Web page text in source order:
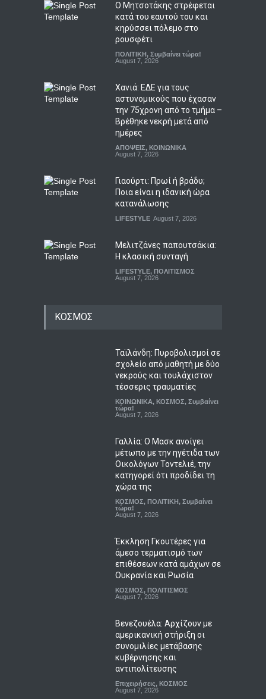
Ο Μητσοτάκης στρέφεται
κατά του εαυτού του και
κηρύσσει πόλεμο στο
ρουσφέτι
ΠΟΛΙΤΙΚΗ, Συμβαίνει τώρα!
August 7, 2026
Χανιά: ΕΔΕ για τους
αστυνομικούς που έχασαν
την 75χρονη από το τμήμα –
Βρέθηκε νεκρή μετά από
ημέρες
ΑΠΟΨΕΙΣ, ΚΟΙΝΩΝΙΚΑ
August 7, 2026
Γιαούρτι: Πρωί ή βράδυ;
Ποια είναι η ιδανική ώρα
κατανάλωσης
LIFESTYLE August 7, 2026
Μελιτζάνες παπουτσάκια:
Η κλασική συνταγή
LIFESTYLE, ΠΟΛΙΤΙΣΜΟΣ
August 7, 2026
ΚΟΣΜΟΣ
Ταϊλάνδη: Πυροβολισμοί σε
σχολείο από μαθητή με δύο
νεκρούς και τουλάχιστον
τέσσερις τραυματίες
ΚΟΙΝΩΝΙΚΑ, ΚΟΣΜΟΣ, Συμβαίνει
τώρα!
August 7, 2026
Γαλλία: Ο Μασκ ανοίγει
μέτωπο με την ηγέτιδα των
Οικολόγων Τοντελιέ, την
κατηγορεί ότι προδίδει τη
χώρα της
ΚΟΣΜΟΣ, ΠΟΛΙΤΙΚΗ, Συμβαίνει
τώρα!
August 7, 2026
Έκκληση Γκουτέρες για
άμεσο τερματισμό των
επιθέσεων κατά αμάχων σε
Ουκρανία και Ρωσία
ΚΟΣΜΟΣ, ΠΟΛΙΤΙΣΜΟΣ
August 7, 2026
Βενεζουέλα: Αρχίζουν με
αμερικανική στήριξη οι
συνομιλίες μετάβασης
κυβέρνησης και
αντιπολίτευσης
Επιχειρήσεις, ΚΟΣΜΟΣ
August 7, 2026